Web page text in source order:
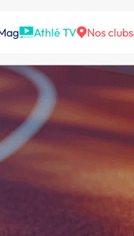
Athlé TV Nos clubs